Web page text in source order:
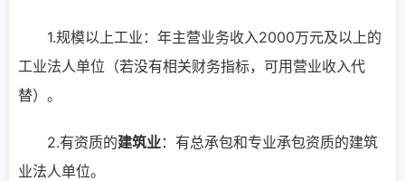
1.规模以上工业：年主营业务收入2000万元及以上的
工业法人单位（若没有相关财务指标，可用营业收入代
替）。
2.有资质的建筑业：有总承包和专业承包资质的建筑
业法人单位。